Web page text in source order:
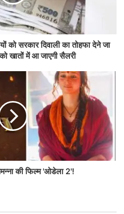
को सरकार दिवाली का तोहफा देने जा
खातों में आ जाएगी सैलरी
की फिल्म 'ओडेला 2'!